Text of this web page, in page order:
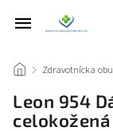
/ Zdravotnícka
Leon 954